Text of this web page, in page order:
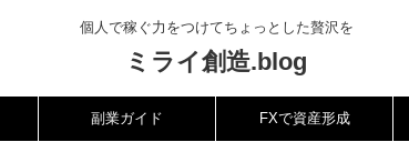
個人で稼ぐ力をつけてちょっとした贅沢を
ミライ創造.blog
副業ガイド FXで資産形成